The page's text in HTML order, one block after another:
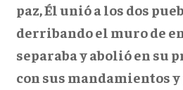
paz, Él unió a los dos
derribando el muro de
separaba y abolió en su
con sus mandamientos